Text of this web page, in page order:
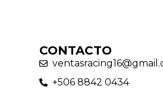
CONTACTO
+506 8842 0434